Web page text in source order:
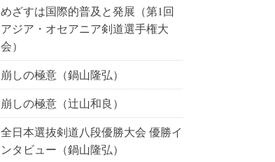
めざすは国際的普及と発展（第1回
アジア・オセアニア剣道選手権大
会）
崩しの極意（鍋山隆弘）
崩しの極意（辻山和良）
全日本選抜剣道八段優勝大会 優勝イ
ンタビュー（鍋山隆弘）